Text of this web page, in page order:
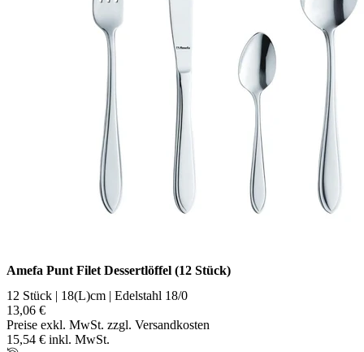
Amefa Punt Filet Dessertlöffel (12 Stück)
12 Stück | 18(L)cm | Edelstahl 18/0
13,06 €
Preise exkl. MwSt. zzgl. Versandkosten
15,54 € inkl. MwSt.